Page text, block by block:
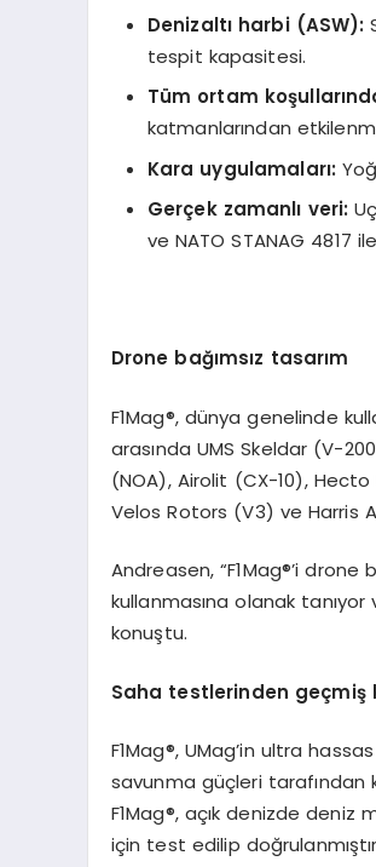
Denizaltı harbi (ASW):
tespit kapasitesi.
Tüm ortam
katmanlarından
Kara uygulamaları:
Gerçek zamanlı veri:
ve NATO STANAG
Drone bağımsız tasarım
F1Mag®, dünya genelinde
arasında UMS Skeldar (V-
(NOA), Airolit (CX-10),
Velos Rotors (V3) ve Harris
Andreasen, “F1Mag®’i
kullanmasına olanak
konuştu.
Saha testlerinden geçmiş
F1Mag®, UMag’in ultra
savunma güçleri tarafından
F1Mag®, açık denizde deniz
için test edilip